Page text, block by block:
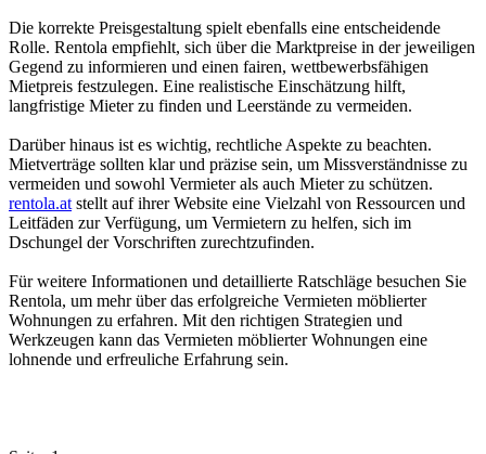
Die korrekte Preisgestaltung spielt ebenfalls eine entscheidende
Rolle. Rentola empfiehlt, sich über die Marktpreise in der jeweiligen
Gegend zu informieren und einen fairen, wettbewerbsfähigen
Mietpreis festzulegen. Eine realistische Einschätzung hilft,
langfristige Mieter zu finden und Leerstände zu vermeiden.
Darüber hinaus ist es wichtig, rechtliche Aspekte zu beachten.
Mietverträge sollten klar und präzise sein, um Missverständnisse zu
vermeiden und sowohl Vermieter als auch Mieter zu schützen.
rentola.at stellt auf ihrer Website eine Vielzahl von Ressourcen und
Leitfäden zur Verfügung, um Vermietern zu helfen, sich im
Dschungel der Vorschriften zurechtzufinden.
Für weitere Informationen und detaillierte Ratschläge besuchen Sie
Rentola, um mehr über das erfolgreiche Vermieten möblierter
Wohnungen zu erfahren. Mit den richtigen Strategien und
Werkzeugen kann das Vermieten möblierter Wohnungen eine
lohnende und erfreuliche Erfahrung sein.